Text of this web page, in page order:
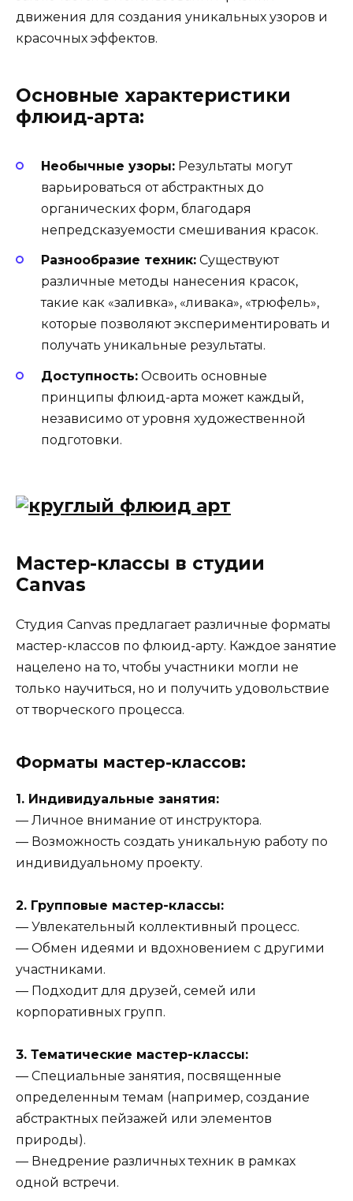
движения для создания уникальных узоров и
красочных эффектов.
Основные характеристики
флюид-арта:
Необычные узоры: Результаты могут
варьироваться от абстрактных до
органических форм, благодаря
непредсказуемости смешивания красок.
Разнообразие техник: Существуют
различные методы нанесения красок,
такие как «заливка», «ливака», «трюфель»,
которые позволяют экспериментировать и
получать уникальные результаты.
Доступность: Освоить основные
принципы флюид-арта может каждый,
независимо от уровня художественной
подготовки.
Мастер-классы в студии
Canvas
Студия Canvas предлагает различные форматы
мастер-классов по флюид-арту. Каждое занятие
нацелено на то, чтобы участники могли не
только научиться, но и получить удовольствие
от творческого процесса.
Форматы мастер-классов:
1. Индивидуальные занятия:
— Личное внимание от инструктора.
— Возможность создать уникальную работу по
индивидуальному проекту.
2. Групповые мастер-классы:
— Увлекательный коллективный процесс.
— Обмен идеями и вдохновением с другими
участниками.
— Подходит для друзей, семей или
корпоративных групп.
3. Тематические мастер-классы:
— Специальные занятия, посвященные
определенным темам (например, создание
абстрактных пейзажей или элементов
природы).
— Внедрение различных техник в рамках
одной встречи.